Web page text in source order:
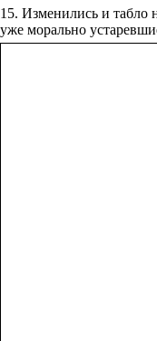
15. Изменились и табло
уже морально